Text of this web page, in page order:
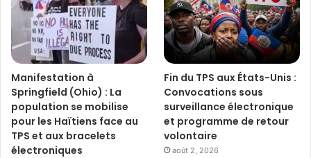
Manifestation à
Springfield (Ohio) : La
population se mobilise
pour les Haïtiens face au
TPS et aux bracelets
électroniques
Fin du TPS aux États-Unis :
Convocations sous
surveillance électronique
et programme de retour
volontaire
août 2, 2026